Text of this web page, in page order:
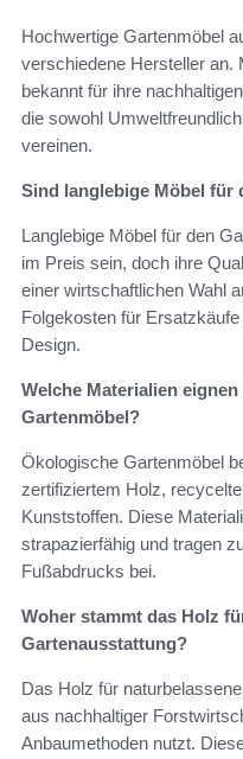
Hochwertige Gartenmöbel
verschiedene Hersteller an.
bekannt für ihre
die sowohl
vereinen.
Sind langlebige Möbel für
Langlebige Möbel für den
im Preis sein, doch ihre
einer wirtschaftlichen Wahl
Folgekosten für
Design.
Welche Materialien
Gartenmöbel?
Ökologische Gartenmöbel
zertifiziertem Holz,
Kunststoffen. Diese
strapazierfähig und tragen
Fußabdrucks bei.
Woher stammt das Holz
Gartenausstattung?
Das Holz für
aus nachhaltiger
Anbaumethoden nutzt.